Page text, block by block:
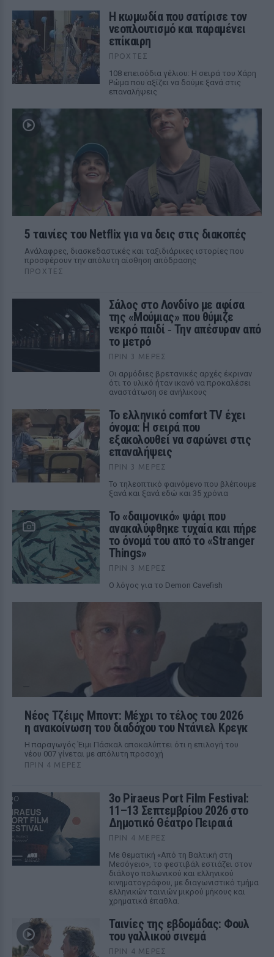
Η κωμωδία που σατίρισε τον
νεοπλουτισμό και παραμένει
επίκαιρη
ΠΡΟΧΤΈΣ
108 επεισόδια γέλιου: Η σειρά του Χάρη
Ρώμα που αξίζει να δούμε ξανά στις
επαναλήψεις
5 ταινίες του Netflix για να δεις στις διακοπές
Aνάλαφρες, διασκεδαστικές και ταξιδιάρικες ιστορίες που
προσφέρουν την απόλυτη αίσθηση απόδρασης
ΠΡΟΧΤΈΣ
Σάλος στο Λονδίνο με αφίσα
της «Μούμιας» που θύμιζε
νεκρό παιδί ‑ Την απέσυραν από
το μετρό
ΠΡΙΝ 3 ΜΈΡΕΣ
Οι αρμόδιες βρετανικές αρχές έκριναν
ότι το υλικό ήταν ικανό να προκαλέσει
αναστάτωση σε ανήλικους
Το ελληνικό comfort TV έχει
όνομα: Η σειρά που
εξακολουθεί να σαρώνει στις
επαναλήψεις
ΠΡΙΝ 3 ΜΈΡΕΣ
Το τηλεοπτικό φαινόμενο που βλέπουμε
ξανά και ξανά εδώ και 35 χρόνια
Το «δαιμονικό» ψάρι που
ανακαλύφθηκε τυχαία και πήρε
το όνομά του από το «Stranger
Things»
ΠΡΙΝ 3 ΜΈΡΕΣ
Ο λόγος για το Demon Cavefish
Νέος Τζέιμς Μποντ: Μέχρι το τέλος του 2026
η ανακοίνωση του διαδόχου του Ντάνιελ Κρεγκ
Η παραγωγός Έιμι Πάσκαλ αποκαλύπτει ότι η επιλογή του
νέου 007 γίνεται με απόλυτη προσοχή
ΠΡΙΝ 4 ΜΈΡΕΣ
3ο Piraeus Port Film Festival:
11–13 Σεπτεμβρίου 2026 στο
Δημοτικό Θέατρο Πειραιά
ΠΡΙΝ 4 ΜΈΡΕΣ
Με θεματική «Από τη Βαλτική στη
Μεσόγειο», το φεστιβάλ εστιάζει στον
διάλογο πολωνικού και ελληνικού
κινηματογράφου, με διαγωνιστικό τμήμα
ελληνικών ταινιών μικρού μήκους και
χρηματικά έπαθλα.
Ταινίες της εβδομάδας: Φουλ
του γαλλικού σινεμά
ΠΡΙΝ 4 ΜΈΡΕΣ